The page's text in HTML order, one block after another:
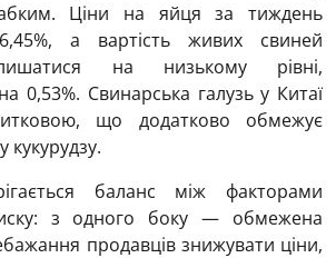
Ціни на яйця за тиждень
а вартість живих свиней
на низькому рівні,
0,53%. Свинарська галузь у Китаї
що додатково обмежує
баланс між факторами
з одного боку — обмежена
продавців знижувати ціни,